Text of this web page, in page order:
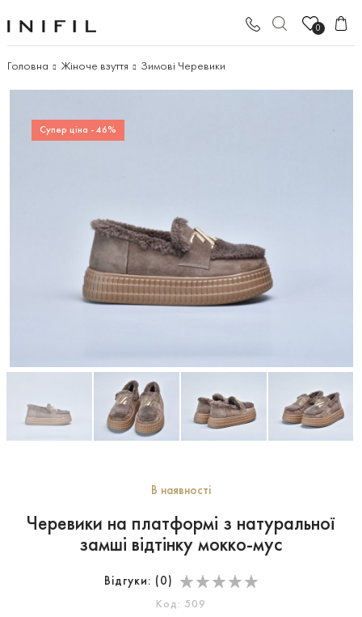
0
Головна Жіноче взуття Зимові Черевики
Супер ціна - 46%
В наявності
Черевики на платформі з натуральної
замші відтінку мокко-мус
Відгуки: ( 0 )
Код: 509